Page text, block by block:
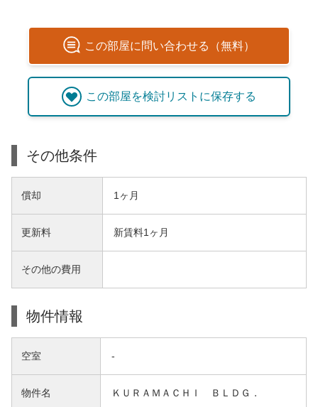
この部屋に問い合わせる（無料）
この部屋を検討リストに保存する
その他条件
償却 1ヶ月
更新料 新賃料1ヶ月
その他の費用
物件情報
空室 -
物件名 ＫＵＲＡＭＡＣＨＩ ＢＬＤＧ．